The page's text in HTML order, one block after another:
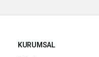
KURUMSAL